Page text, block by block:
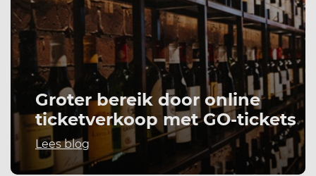
Groter bereik door online
ticketverkoop met GO-tickets
Lees blog